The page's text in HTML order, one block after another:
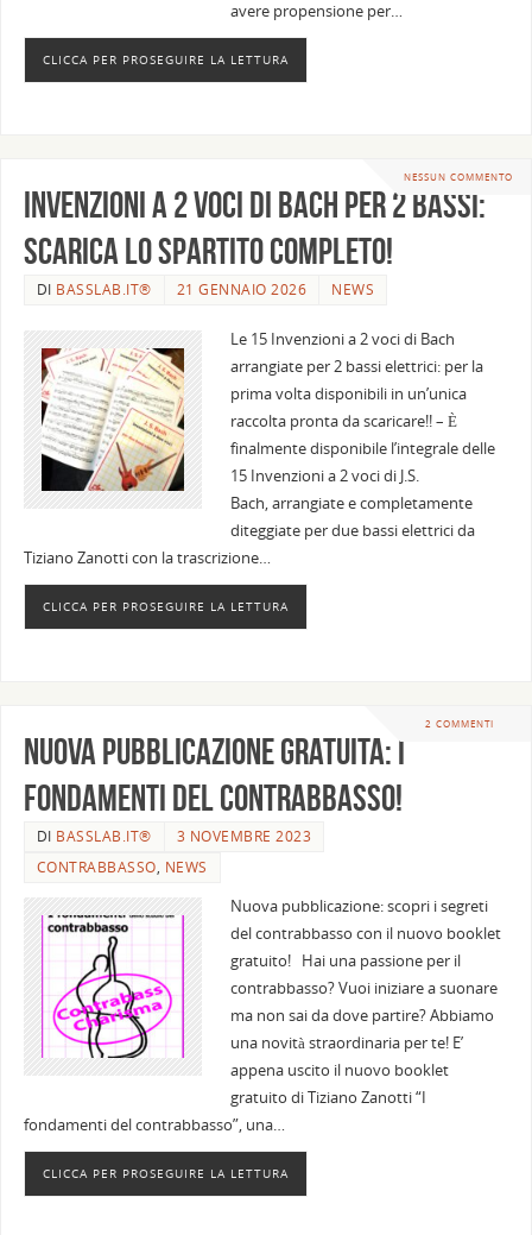
avere propensione per…
CLICCA PER PROSEGUIRE LA LETTURA
NESSUN COMMENTO
Invenzioni a 2 voci di Bach per 2 bassi:
scarica lo spartito completo!
DI BASSLAB.IT® 21 GENNAIO 2026 NEWS
Le 15 Invenzioni a 2 voci di Bach
arrangiate per 2 bassi elettrici: per la
prima volta disponibili in un’unica
raccolta pronta da scaricare!! – È
finalmente disponibile l’integrale delle
15 Invenzioni a 2 voci di J.S.
Bach, arrangiate e completamente
diteggiate per due bassi elettrici da
Tiziano Zanotti con la trascrizione…
CLICCA PER PROSEGUIRE LA LETTURA
2 COMMENTI
Nuova pubblicazione gratuita: i
fondamenti del contrabbasso!
DI BASSLAB.IT®
3 NOVEMBRE 2023
CONTRABBASSO, NEWS
Nuova pubblicazione: scopri i segreti
del contrabbasso con il nuovo booklet
gratuito! Hai una passione per il
contrabbasso? Vuoi iniziare a suonare
ma non sai da dove partire? Abbiamo
una novità straordinaria per te! E’
appena uscito il nuovo booklet
gratuito di Tiziano Zanotti “I
fondamenti del contrabbasso”, una…
CLICCA PER PROSEGUIRE LA LETTURA